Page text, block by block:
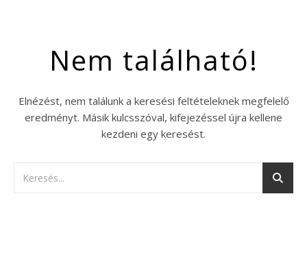
Nem található!
Elnézést, nem találunk a keresési feltételeknek megfelelő
eredményt. Másik kulcsszóval, kifejezéssel újra kellene
kezdeni egy keresést.